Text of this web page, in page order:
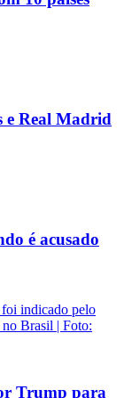
e Real Madrid
é acusado
Trump para